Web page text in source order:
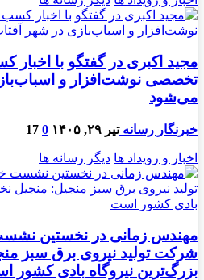
مجید اکبری در گفتگو با اخبار
تخصصی نوشت‌افزار و
می‌شود
خبرنگار رسانهتیر ۲۹, ۱۴۰۵ 0
17
اخبار و رویداد ها دیگر رسانه ها
مهندس زمانی در نخستین
شرکت تولید نیروی برق سبز
بزرگ‌ترین نیروگاه بادی کشور